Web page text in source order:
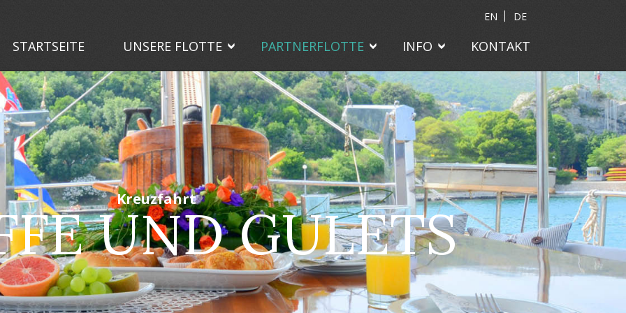
EN DE
STARTSEITE UNSERE FLOTTE PARTNERFLOTTE INFO KONTAKT
Kreuzfahrt
UND GULETS